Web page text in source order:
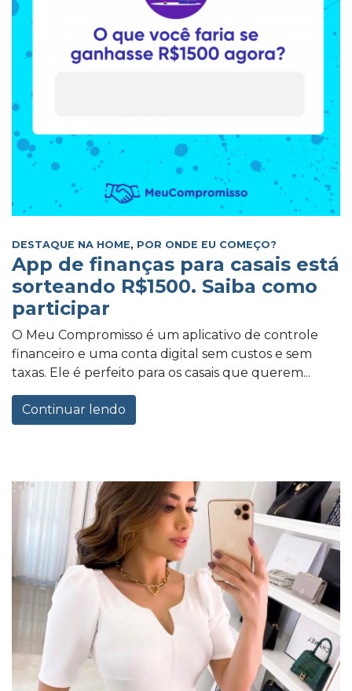
DESTAQUE NA HOME, POR ONDE EU COMEÇO?
App de finanças para casais está
sorteando R$1500. Saiba como
participar
O Meu Compromisso é um aplicativo de controle
financeiro e uma conta digital sem custos e sem
taxas. Ele é perfeito para os casais que querem...
Continuar lendo